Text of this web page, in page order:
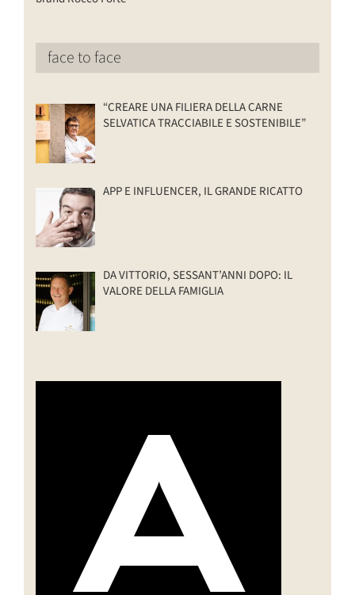
face to face
“CREARE UNA FILIERA DELLA CARNE
SELVATICA TRACCIABILE E SOSTENIBILE”
APP E INFLUENCER, IL GRANDE RICATTO
DA VITTORIO, SESSANT’ANNI DOPO: IL
VALORE DELLA FAMIGLIA